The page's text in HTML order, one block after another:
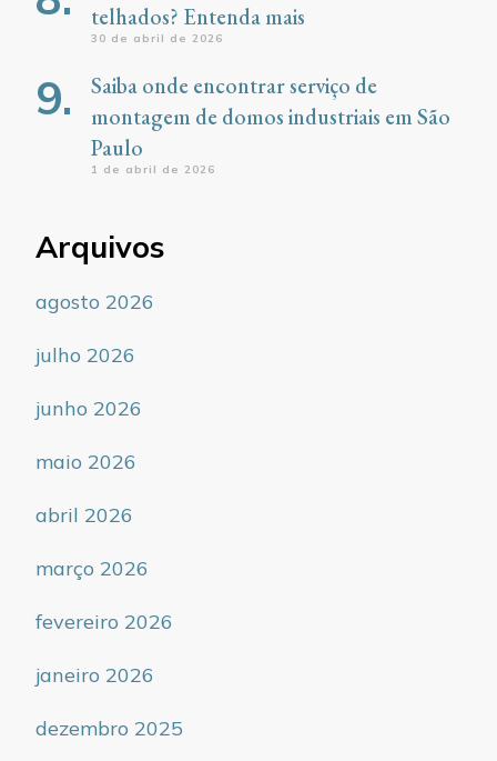
telhados? Entenda mais
30 de abril de 2026
Saiba onde encontrar serviço de
montagem de domos industriais em São
Paulo
1 de abril de 2026
Arquivos
agosto 2026
julho 2026
junho 2026
maio 2026
abril 2026
março 2026
fevereiro 2026
janeiro 2026
dezembro 2025